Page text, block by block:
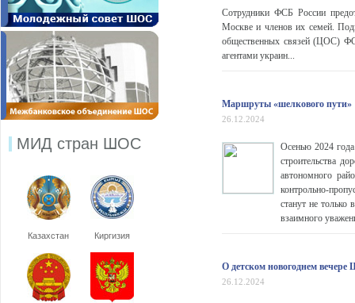
МИД стран ШОС
Казахстан Киргизия
Сотрудники ФСБ России
Москве и членов их семей.
общественных связей (ЦОС)
агентами украин...
Маршруты «шелкового пути»
26.12.2024
Осенью 2024
строительства
автономного
контрольно-
станут не только
взаимного
О детском новогоднем
26.12.2024